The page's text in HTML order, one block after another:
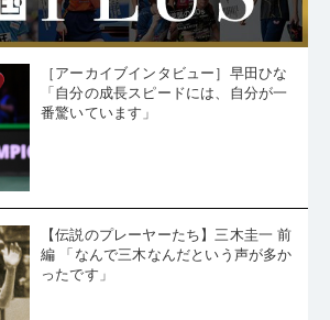
［アーカイブインタビュー］早田ひな
「自分の成長スピードには、自分が一
番驚いています」
【伝説のプレーヤーたち】三木圭一 前
編 「なんで三木なんだという声が多か
ったです」